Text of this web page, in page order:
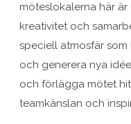
möteslokalerna här
kreativitet och
speciell atmosfär
och generera nya
och förlägga mötet
teamkänslan och